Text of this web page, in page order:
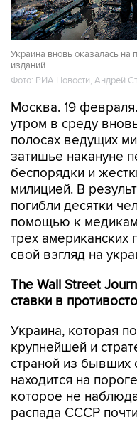
Украина вновь оказалась на
изданий.
Фото: РИА Новости, Андрей
Москва. 19
утром в среду
полосах ведущих
затишье накануне
беспорядки и
милицией. В
погибли десятки
помощью к
трех американских
свой взгляд на
The Wall Street
ставки в
Украина, которая
крупнейшей и
страной из бывших
находится на
которое не
распада СССР